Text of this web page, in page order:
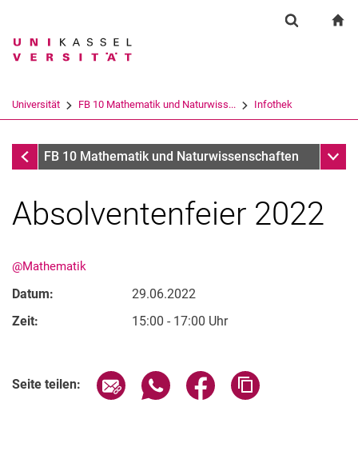
Springe direkt zu: Inhalt
Springe direkt zu: Suche
Springe direkt zu:
Suchbegriff
Suchen (öffnet externen Link in einem
Universität FB 10 Mathematik und Naturwiss... Infothek
InfothekFB 10 Mathematik und Naturwissenschaften
Absolventenfeier 2022
@Mathematik
Datum:
29.06.2022
Zeit:
15:00 - 17:00 Uhr
Seite teilen: Seite über E-Mail teilen
Seite über WhatsApp teilen
Seite über Facebook